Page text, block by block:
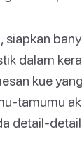
siapkan
dalam
kue
tamumu
detail-